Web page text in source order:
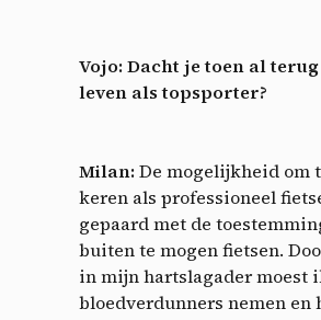
Vojo: Dacht je toen al
leven als topsporter?
Milan:De mogelijkheid om
keren als professioneel
gepaard met de
buiten te mogen fietsen.
in mijn hartslagader moest
bloedverdunners nemen en